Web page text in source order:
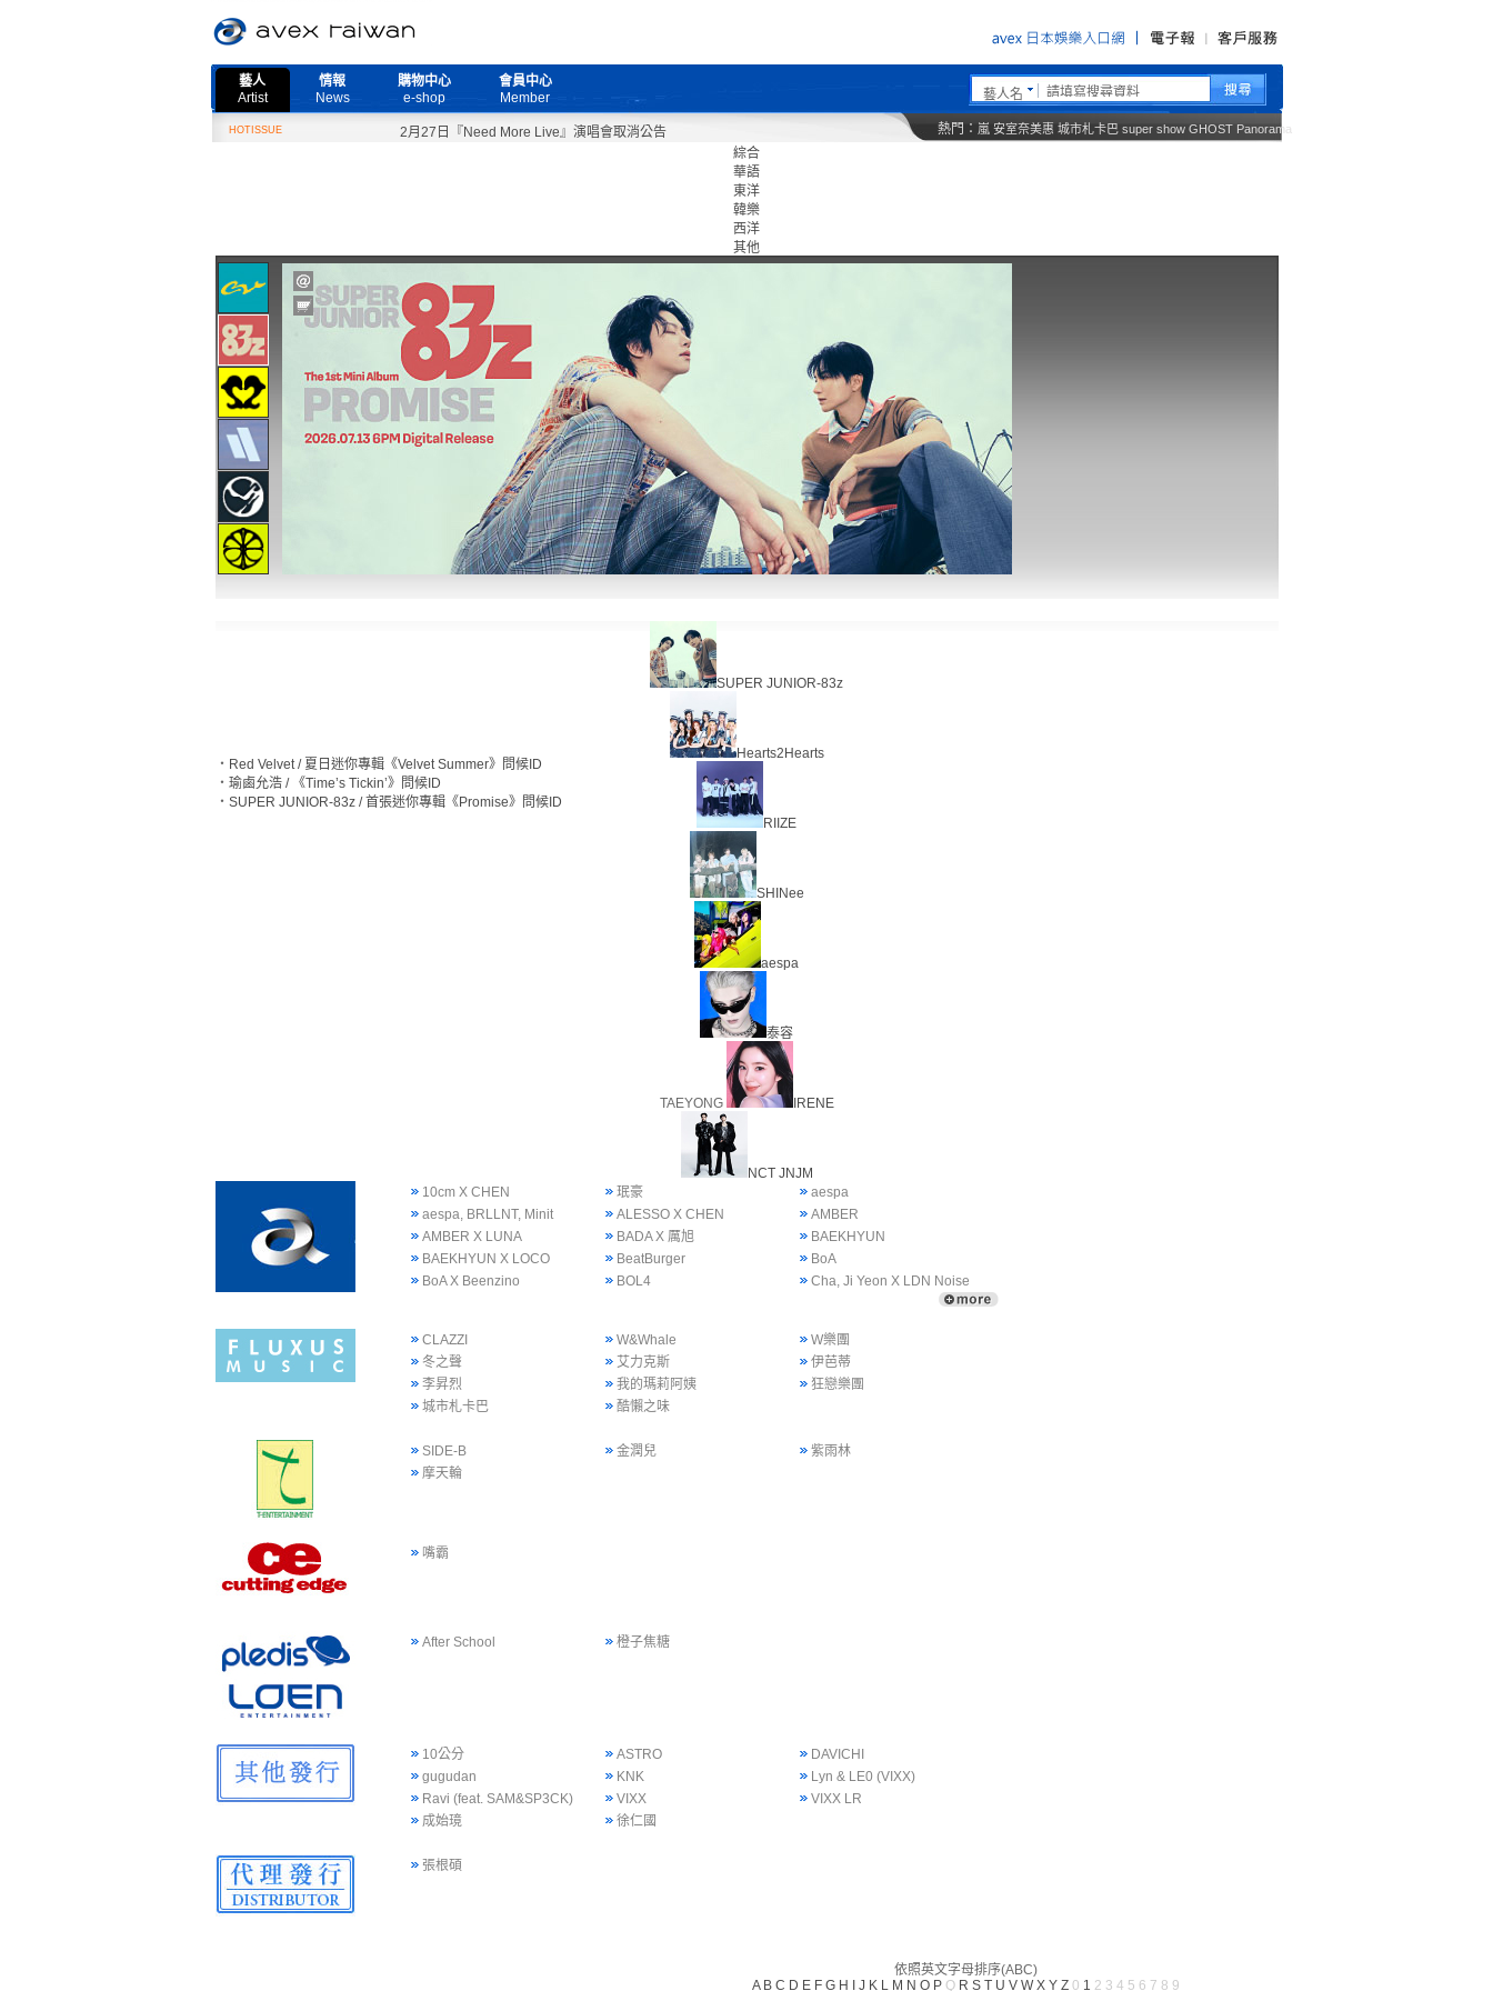
藝人
Artist
情報
News
購物中心
e-shop
會員中心
Member
藝人名
HOTISSUE 2月27日『Need More Live』演唱會取消公告 熱門： 嵐 安室奈美惠 城市札卡巴 super show GHOST Panorama
綜合
華語
東洋
韓樂
西洋
其他
‧ Red Velvet / 夏日迷你專輯《Velvet Summer》問候ID
‧ 瑜鹵允浩 / 《Time’s Tickin’》問候ID
‧ SUPER JUNIOR-83z / 首張迷你專輯《Promise》問候ID
SUPER JUNIOR-83z
Hearts2Hearts
RIIZE
SHINee
aespa
泰容
TAEYONG IRENE
NCT JNJM
10cm X CHEN
珉豪
aespa
aespa, BRLLNT, Minit
ALESSO X CHEN
AMBER
AMBER X LUNA
BADA X 厲旭
BAEKHYUN
BAEKHYUN X LOCO
BeatBurger
BoA
BoA X Beenzino
BOL4 Cha, Ji Yeon X LDN Noise
CLAZZI W&Whale
W樂團
冬之聲
艾力克斯
伊芭蒂
李昇烈
我的瑪莉阿姨
狂戀樂團
城市札卡巴
酷懶之味
SIDE-B 金潤兒
紫雨林
摩天輪
嘴霸
After School 橙子焦糖
10公分 ASTRO
DAVICHI
gugudan
KNK
Lyn & LE0 (VIXX)
Ravi (feat. SAM&SP3CK)
VIXX
VIXX LR
成始璄
徐仁國
張根碩
依照英文字母排序(ABC)
A B C D E F G H J K L M N O P Q R S T U V W X Y Z 0 1 2 3 4 5 6 7 8 9